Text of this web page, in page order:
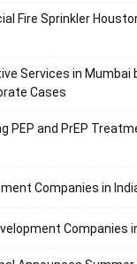
Fire Sprinkler
Services in Mumbai
Cases
PEP and PrEP
Companies in
Companies